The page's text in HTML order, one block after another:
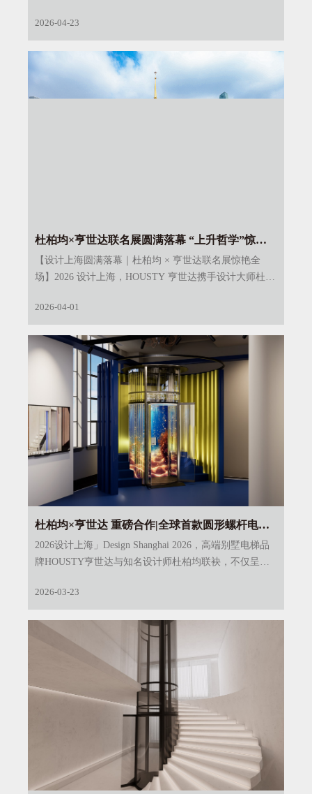
计表达的形态，探讨“垂直动线如何激活横向生活”的可
能路径。
2026-04-23
杜柏均×亨世达联名展圆满落幕 “上升哲学”惊艳
2026设计上海
【设计上海圆满落幕｜杜柏均 × 亨世达联名展惊艳全
场】2026 设计上海，HOUSTY 亨世达携手设计大师杜柏
形螺杆电梯，颠覆行业认知。无需底坑、无需井道、不
破坏建筑结构，以艺术与科技重新定义高端别墅垂直交
通。四天展会收获无数赞誉，未来继续以艺术电梯点亮
生活美学。
2026-04-01
杜柏均×亨世达 重磅合作|全球首款圆形螺杆电梯
惊艳亮相“设计上海”
2026设计上海」Design Shanghai 2026，高端别墅电梯品
牌HOUSTY亨世达与知名设计师杜柏均联袂，不仅呈现
电梯”正式推向舞台中央。这不仅是产品的首发，更是
对“空间主权”与“柔性居住”理念的一次重要技术回应。
2026-03-23